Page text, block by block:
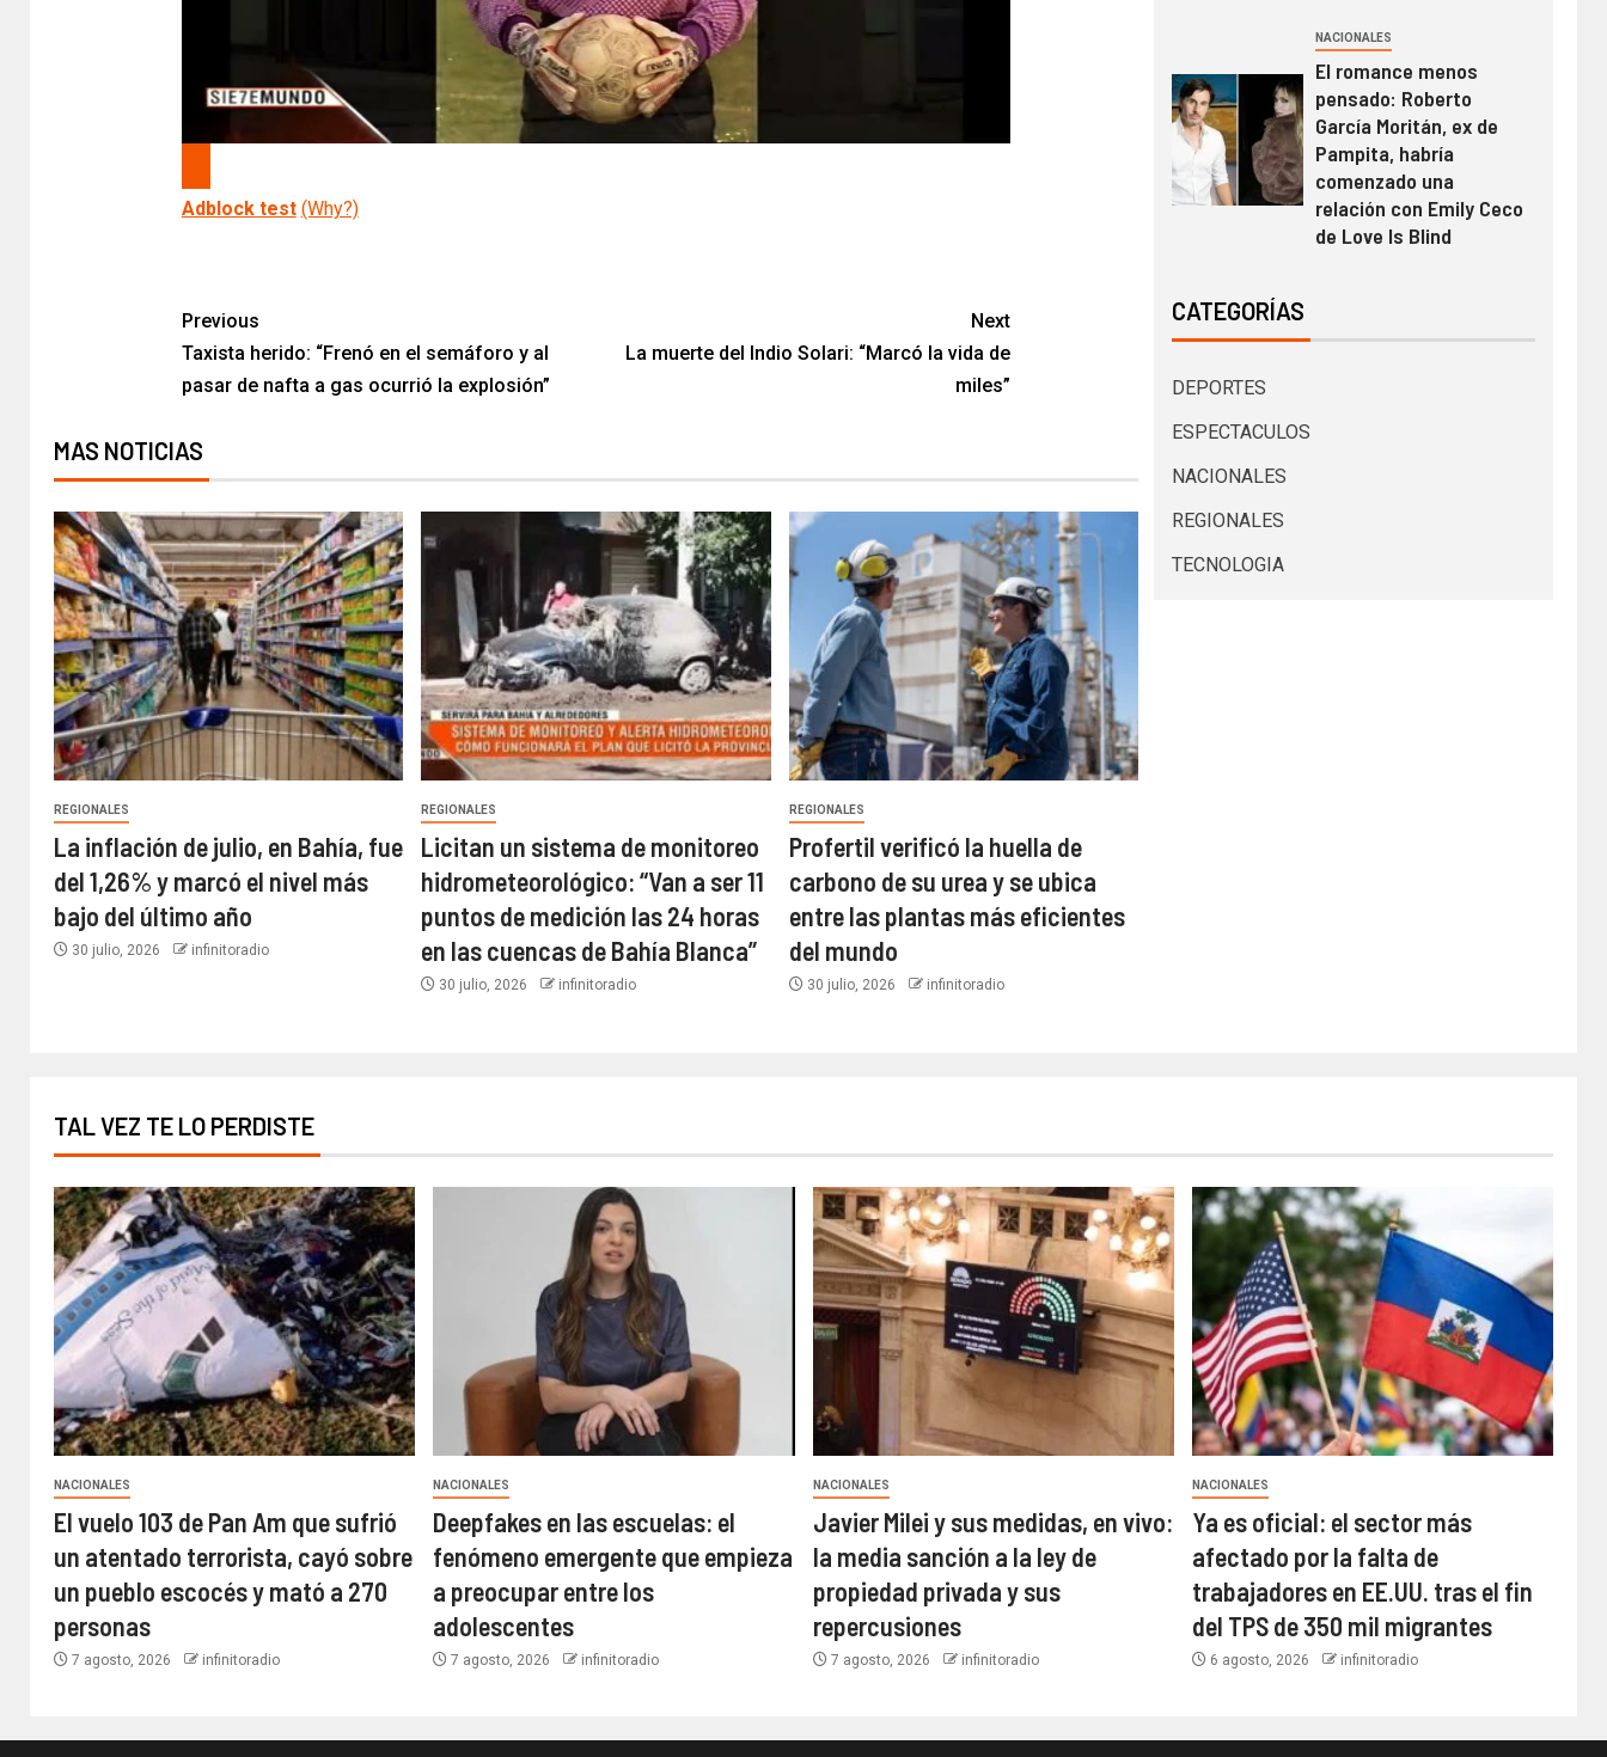
Adblock test (Why?)
Previous
Taxista herido: “Frenó en el semáforo y al
pasar de nafta a gas ocurrió la explosión”​
Next
La muerte del Indio Solari: “Marcó la vida de
miles”​
MAS NOTICIAS
REGIONALES
La inflación de julio, en Bahía, fue
del 1,26% y marcó el nivel más
bajo del último año​
30 julio, 2026 infinitoradio
REGIONALES
Licitan un sistema de monitoreo
hidrometeorológico: “Van a ser 11
puntos de medición las 24 horas
en las cuencas de Bahía Blanca”​
30 julio, 2026 infinitoradio
REGIONALES
Profertil verificó la huella de
carbono de su urea y se ubica
entre las plantas más eficientes
del mundo​
30 julio, 2026 infinitoradio
NACIONALES
El romance menos
pensado: Roberto
García Moritán, ex de
Pampita, habría
comenzado una
relación con Emily Ceco
de Love Is Blind
CATEGORÍAS
DEPORTES
ESPECTACULOS
NACIONALES
REGIONALES
TECNOLOGIA
TAL VEZ TE LO PERDISTE
NACIONALES
El vuelo 103 de Pan Am que sufrió
un atentado terrorista, cayó sobre
un pueblo escocés y mató a 270
personas
7 agosto, 2026 infinitoradio
NACIONALES
Deepfakes en las escuelas: el
fenómeno emergente que empieza
a preocupar entre los
adolescentes
7 agosto, 2026 infinitoradio
NACIONALES
Javier Milei y sus medidas, en vivo:
la media sanción a la ley de
propiedad privada y sus
repercusiones
7 agosto, 2026 infinitoradio
NACIONALES
Ya es oficial: el sector más
afectado por la falta de
trabajadores en EE.UU. tras el fin
del TPS de 350 mil migrantes
6 agosto, 2026 infinitoradio